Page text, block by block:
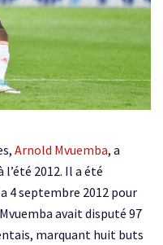
Arnold Mvuemba, a
l’été 2012. Il a été
4 septembre 2012 pour
avait disputé 97
marquant huit buts